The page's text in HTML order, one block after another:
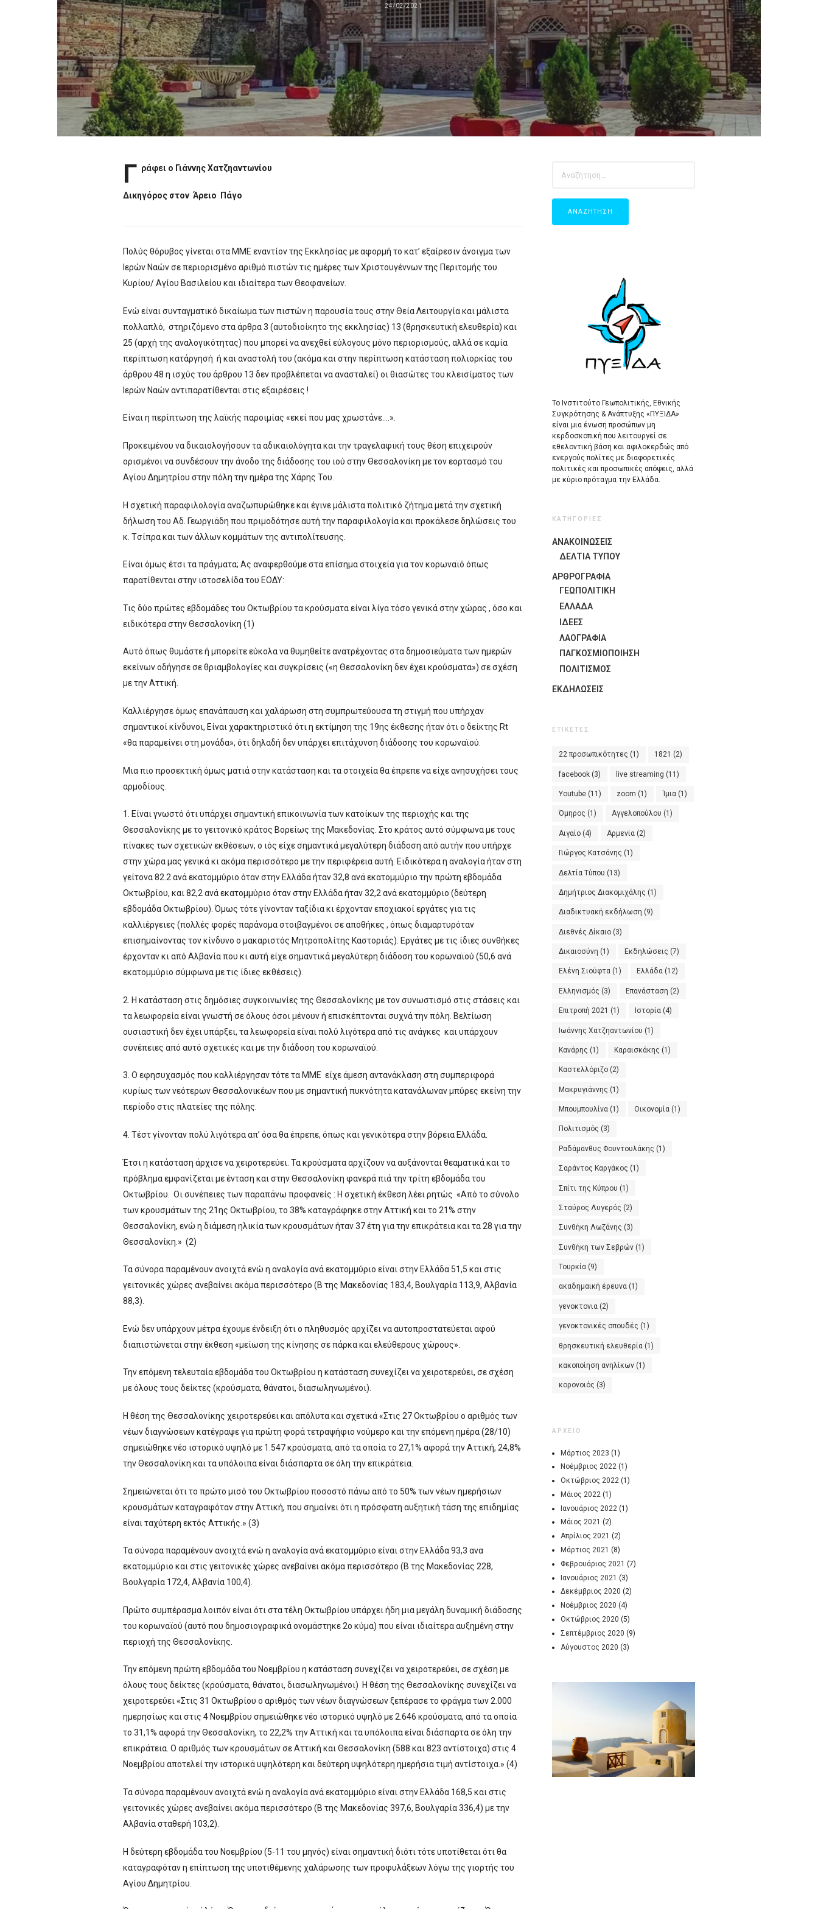
24/02/2021
Γ ράφει ο Γιάννης Χατζηαντωνίου
Δικηγόρος στον Άρειο Πάγο
Πολύς θόρυβος γίνεται στα ΜΜΕ εναντίον της Εκκλησίας με αφορμή το κατ’ εξαίρεσιν άνοιγμα των
Ιερών Ναών σε περιορισμένο αριθμό πιστών τις ημέρες των Χριστουγέννων της Περιτομής του
Κυρίου/ Αγίου Βασιλείου και ιδιαίτερα των Θεοφανείων.
Ενώ είναι συνταγματικό δικαίωμα των πιστών η παρουσία τους στην Θεία Λειτουργία και μάλιστα
πολλαπλό, στηριζόμενο στα άρθρα 3 (αυτοδιοίκητο της εκκλησίας) 13 (θρησκευτική ελευθερία) και
25 (αρχή της αναλογικότητας) που μπορεί να ανεχθεί εύλογους μόνο περιορισμούς, αλλά σε καμία
περίπτωση κατάργησή ή και αναστολή του (ακόμα και στην περίπτωση κατάσταση πολιορκίας του
άρθρου 48 η ισχύς του άρθρου 13 δεν προβλέπεται να ανασταλεί) οι θιασώτες του κλεισίματος των
Ιερών Ναών αντιπαρατίθενται στις εξαιρέσεις !
Είναι η περίπτωση της λαϊκής παροιμίας «εκεί που μας χρωστάνε….».
Προκειμένου να δικαιολογήσουν τα αδικαιολόγητα και την τραγελαφική τους θέση επιχειρούν
ορισμένοι να συνδέσουν την άνοδο της διάδοσης του ιού στην Θεσσαλονίκη με τον εορτασμό του
Αγίου Δημητρίου στην πόλη την ημέρα της Χάρης Του.
Η σχετική παραφιλολογία αναζωπυρώθηκε και έγινε μάλιστα πολιτικό ζήτημα μετά την σχετική
δήλωση του Αδ. Γεωργιάδη που πριμοδότησε αυτή την παραφιλολογία και προκάλεσε δηλώσεις του
κ. Tσίπρα και των άλλων κομμάτων της αντιπολίτευσης.
Είναι όμως έτσι τα πράγματα; Ας αναφερθούμε στα επίσημα στοιχεία για τον κορωναϊό όπως
παρατίθενται στην ιστοσελίδα του ΕΟΔΥ:
Τις δύο πρώτες εβδομάδες του Οκτωβρίου τα κρούσματα είναι λίγα τόσο γενικά στην χώρας , όσο και
ειδικότερα στην Θεσσαλονίκη (1)
Αυτό όπως θυμάστε ή μπορείτε εύκολα να θυμηθείτε ανατρέχοντας στα δημοσιεύματα των ημερών
εκείνων οδήγησε σε θριαμβολογίες και συγκρίσεις («η Θεσσαλονίκη δεν έχει κρούσματα») σε σχέση
με την Αττική.
Καλλιέργησε όμως επανάπαυση και χαλάρωση στη συμπρωτεύουσα τη στιγμή που υπήρχαν
σημαντικοί κίνδυνοι, Είναι χαρακτηριστικό ότι η εκτίμηση της 19ης έκθεσης ήταν ότι ο δείκτης Rt
«θα παραμείνει στη μονάδα», ότι δηλαδή δεν υπάρχει επιτάχυνση διάδοσης του κορωναϊού.
Μια πιο προσεκτική όμως ματιά στην κατάσταση και τα στοιχεία θα έπρεπε να είχε ανησυχήσει τους
αρμοδίους.
1. Είναι γνωστό ότι υπάρχει σημαντική επικοινωνία των κατοίκων της περιοχής και της
Θεσσαλονίκης με το γειτονικό κράτος Βορείως της Μακεδονίας. Στο κράτος αυτό σύμφωνα με τους
πίνακες των σχετικών εκθέσεων, ο ιός είχε σημαντικά μεγαλύτερη διάδοση από αυτήν που υπήρχε
στην χώρα μας γενικά κι ακόμα περισσότερο με την περιφέρεια αυτή. Ειδικότερα η αναλογία ήταν στη
γείτονα 82.2 ανά εκατομμύριο όταν στην Ελλάδα ήταν 32,8 ανά εκατομμύριο την πρώτη εβδομάδα
Οκτωβρίου, και 82,2 ανά εκατομμύριο όταν στην Ελλάδα ήταν 32,2 ανά εκατομμύριο (δεύτερη
εβδομάδα Οκτωβρίου). Όμως τότε γίνονταν ταξίδια κι έρχονταν εποχιακοί εργάτες για τις
καλλιέργειες (πολλές φορές παράνομα στοιβαγμένοι σε αποθήκες , όπως διαμαρτυρόταν
επισημαίνοντας τον κίνδυνο ο μακαριστός Μητροπολίτης Καστοριάς). Εργάτες με τις ίδιες συνθήκες
έρχονταν κι από Αλβανία που κι αυτή είχε σημαντικά μεγαλύτερη διάδοση του κορωναϊού (50,6 ανά
εκατομμύριο σύμφωνα με τις ίδιες εκθέσεις).
2. Η κατάσταση στις δημόσιες συγκοινωνίες της Θεσσαλονίκης με τον συνωστισμό στις στάσεις και
τα λεωφορεία είναι γνωστή σε όλους όσοι μένουν ή επισκέπτονται συχνά την πόλη. Βελτίωση
ουσιαστική δεν έχει υπάρξει, τα λεωφορεία είναι πολύ λιγότερα από τις ανάγκες και υπάρχουν
συνέπειες από αυτό σχετικές και με την διάδοση του κορωναϊού.
3. Ο εφησυχασμός που καλλιέργησαν τότε τα ΜΜΕ είχε άμεση αντανάκλαση στη συμπεριφορά
κυρίως των νεότερων Θεσσαλονικέων που με σημαντική πυκνότητα κατανάλωναν μπύρες εκείνη την
περίοδο στις πλατείες της πόλης.
4. Τέστ γίνονταν πολύ λιγότερα απ’ όσα θα έπρεπε, όπως και γενικότερα στην βόρεια Ελλάδα.
Έτσι η κατάσταση άρχισε να χειροτερεύει. Τα κρούσματα αρχίζουν να αυξάνονται θεαματικά και το
πρόβλημα εμφανίζεται με ένταση και στην Θεσσαλονίκη φανερά πιά την τρίτη εβδομάδα του
Οκτωβρίου. Οι συνέπειες των παραπάνω προφανείς : Η σχετική έκθεση λέει ρητώς «Από το σύνολο
των κρουσμάτων της 21ης Οκτωβρίου, το 38% καταγράφηκε στην Αττική και το 21% στην
Θεσσαλονίκη, ενώ η διάμεση ηλικία των κρουσμάτων ήταν 37 έτη για την επικράτεια και τα 28 για την
Θεσσαλονίκη.» (2)
Τα σύνορα παραμένουν ανοιχτά ενώ η αναλογία ανά εκατομμύριο είναι στην Ελλάδα 51,5 και στις
γειτονικές χώρες ανεβαίνει ακόμα περισσότερο (Β της Μακεδονίας 183,4, Βουλγαρία 113,9, Αλβανία
88,3).
Ενώ δεν υπάρχουν μέτρα έχουμε ένδειξη ότι ο πληθυσμός αρχίζει να αυτοπροστατεύεται αφού
διαπιστώνεται στην έκθεση «μείωση της κίνησης σε πάρκα και ελεύθερους χώρους».
Την επόμενη τελευταία εβδομάδα του Οκτωβρίου η κατάσταση συνεχίζει να χειροτερεύει, σε σχέση
με όλους τους δείκτες (κρούσματα, θάνατοι, διασωληνωμένοι).
Η θέση της Θεσσαλονίκης χειροτερεύει και απόλυτα και σχετικά «Στις 27 Οκτωβρίου ο αριθμός των
νέων διαγνώσεων κατέγραψε για πρώτη φορά τετραψήφιο νούμερο και την επόμενη ημέρα (28/10)
σημειώθηκε νέο ιστορικό υψηλό με 1.547 κρούσματα, από τα οποία το 27,1% αφορά την Αττική, 24,8%
την Θεσσαλονίκη και τα υπόλοιπα είναι διάσπαρτα σε όλη την επικράτεια.
Σημειώνεται ότι το πρώτο μισό του Οκτωβρίου ποσοστό πάνω από το 50% των νέων ημερήσιων
κρουσμάτων καταγραφόταν στην Αττική, που σημαίνει ότι η πρόσφατη αυξητική τάση της επιδημίας
είναι ταχύτερη εκτός Αττικής.» (3)
Τα σύνορα παραμένουν ανοιχτά ενώ η αναλογία ανά εκατομμύριο είναι στην Ελλάδα 93,3 ανα
εκατομμύριο και στις γειτονικές χώρες ανεβαίνει ακόμα περισσότερο (Β της Μακεδονίας 228,
Βουλγαρία 172,4, Αλβανία 100,4).
Πρώτο συμπέρασμα λοιπόν είναι ότι στα τέλη Οκτωβρίου υπάρχει ήδη μια μεγάλη δυναμική διάδοσης
του κορωναϊού (αυτό που δημοσιογραφικά ονομάστηκε 2ο κύμα) που είναι ιδιαίτερα αυξημένη στην
περιοχή της Θεσσαλονίκης.
Την επόμενη πρώτη εβδομάδα του Νοεμβρίου η κατάσταση συνεχίζει να χειροτερεύει, σε σχέση με
όλους τους δείκτες (κρούσματα, θάνατοι, διασωληνωμένοι) Η θέση της Θεσσαλονίκης συνεχίζει να
χειροτερεύει «Στις 31 Οκτωβρίου ο αριθμός των νέων διαγνώσεων ξεπέρασε το φράγμα των 2.000
ημερησίως και στις 4 Νοεμβρίου σημειώθηκε νέο ιστορικό υψηλό με 2.646 κρούσματα, από τα οποία
το 31,1% αφορά την Θεσσαλονίκη, το 22,2% την Αττική και τα υπόλοιπα είναι διάσπαρτα σε όλη την
επικράτεια. Ο αριθμός των κρουσμάτων σε Αττική και Θεσσαλονίκη (588 και 823 αντίστοιχα) στις 4
Νοεμβρίου αποτελεί την ιστορικά υψηλότερη και δεύτερη υψηλότερη ημερήσια τιμή αντίστοιχα.» (4)
Τα σύνορα παραμένουν ανοιχτά ενώ η αναλογία ανά εκατομμύριο είναι στην Ελλάδα 168,5 και στις
γειτονικές χώρες ανεβαίνει ακόμα περισσότερο (Β της Μακεδονίας 397,6, Βουλγαρία 336,4) με την
Αλβανία σταθερή 103,2).
Η δεύτερη εβδομάδα του Νοεμβρίου (5-11 του μηνός) είναι σημαντική διότι τότε υποτίθεται ότι θα
καταγραφόταν η επίπτωση της υποτιθέμενης χαλάρωσης των προφυλάξεων λόγω της γιορτής του
Αγίου Δημητρίου.
ΓΙΑ:
Το Ινστιτούτο Γεωπολιτικής, Εθνικής
Συγκρότησης & Ανάπτυξης «ΠΥΞΙΔΑ»
είναι μια ένωση προσώπων μη
κερδοσκοπική που λειτουργεί σε
εθελοντική βάση και αφιλοκερδώς από
ενεργούς πολίτες με διαφορετικές
πολιτικές και προσωπικές απόψεις, αλλά
με κύριο πρόταγμα την Ελλάδα.
ΚΑΤΗΓΟΡΙΕΣ
ΑΝΑΚΟΙΝΩΣΕΙΣ
ΔΕΛΤΙΑ ΤΥΠΟΥ
ΑΡΘΡΟΓΡΑΦΙΑ
ΓΕΩΠΟΛΙΤΙΚΗ
ΕΛΛΑΔΑ
ΙΔΈΕΣ
ΛΑΟΓΡΑΦΊΑ
ΠΑΓΚΟΣΜΙΟΠΟΊΗΣΗ
ΠΟΛΙΤΙΣΜΟΣ
ΕΚΔΗΛΏΣΕΙΣ
ΕΤΙΚΈΤΕΣ
22 προσωπικότητες (1) 1821 (2)
facebook(3) live streaming (11)
Youtube(11) zoom (1) Ίμια(1)
Όμηρος (1) Αγγελοπούλου (1)
Αιγαίο(4) Αρμενία (2)
Γιώργος Κατσάνης (1)
Δελτία Τύπου (13)
Δημήτριος Διακομιχάλης (1)
Διαδικτυακή εκδήλωση (9)
Διεθνές Δίκαιο(3)
Δικαιοσύνη (1) Εκδηλώσεις (7)
Ελένη Σιούφτα(1) Ελλάδα (12)
Ελληνισμός (3) Επανάσταση (2)
Επιτροπή 2021 (1) Ιστορία (4)
Ιωάννης Χατζηαντωνίου (1)
Κανάρης (1) Καραισκάκης (1)
Καστελλόριζο(2)
Μακρυγιάννης (1)
Μπουμπουλίνα(1) Οικονομία (1)
Πολιτισμός (3)
Ραδάμανθυς Φουντουλάκης (1)
Σαράντος Καργάκος (1)
Σπίτι της Κύπρου (1)
Σταύρος Λυγερός (2)
Συνθήκη Λωζάνης (3)
Συνθήκη των Σεβρών(1)
Τουρκία(9)
ακαδημαική έρευνα(1)
γενοκτονια(2)
γενοκτονικές σπουδές (1)
θρησκευτική ελευθερία (1)
κακοποίηση ανηλίκων(1)
κορονοιός (3)
ΑΡΧΕΙΟ
Μάρτιος 2023 (1)
Νοέμβριος 2022 (1)
Οκτώβριος 2022 (1)
Μάιος 2022 (1)
Ιανουάριος 2022 (1)
Μάιος 2021 (2)
Απρίλιος 2021 (2)
Μάρτιος 2021 (8)
Φεβρουάριος 2021 (7)
Ιανουάριος 2021 (3)
Δεκέμβριος 2020 (2)
Νοέμβριος 2020 (4)
Οκτώβριος 2020 (5)
Σεπτέμβριος 2020 (9)
Αύγουστος 2020 (3)